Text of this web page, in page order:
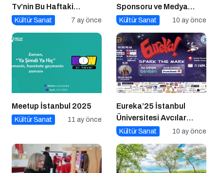
Tv’nin Bu Haftaki
Konuğu Mürsel Ferhat
Kültür Sanat 7 ay önce
Sponsoru ve Medya
Partneri Ne Demek?
Kültür Sanat 10 ay önce
Meetup İstanbul 2025
Kültür Sanat 11 ay önce
Eureka’25 İstanbul
Üniversitesi Avcılar
Kampüsü İşletme
Kültür Sanat 10 ay önce